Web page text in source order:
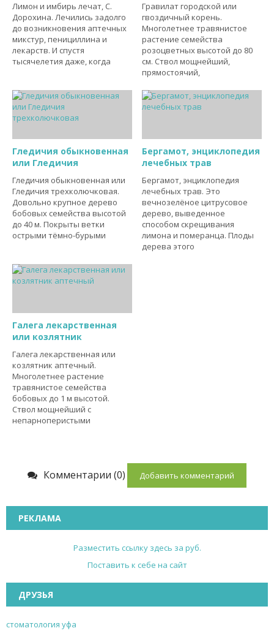
Лимон и имбирь лечат, С.
Дорохина. Лечились задолго
до возникновения аптечных
микстур, пенициллина и
лекарств. И спустя
тысячелетия даже, когда
Гравилат городской или
гвоздичный корень.
Многолетнее травянистое
растение семейства
розоцветных высотой до 80
см. Ствол мощнейший,
прямостоячий,
Гледичия обыкновенная
или Гледичия
Гледичия обыкновенная или
Гледичия трехколючковая.
Довольно крупное дерево
бобовых семейства высотой
до 40 м. Покрыты ветки
острыми тёмно-бурыми
Бергамот, энциклопедия
лечебных трав
Бергамот, энциклопедия
лечебных трав. Это
вечнозелёное цитрусовое
дерево, выведенное
способом скрещивания
лимона и померанца. Плоды
дерева этого
Галега лекарственная
или козлятник
Галега лекарственная или
козлятник аптечный.
Многолетнее растение
травянистое семейства
бобовых до 1 м высотой.
Ствол мощнейший с
непарноперистыми
Комментарии (0) Добавить комментарий
РЕКЛАМА
Разместить ссылку здесь за руб.
Поставить к себе на сайт
ДРУЗЬЯ
стоматология уфа